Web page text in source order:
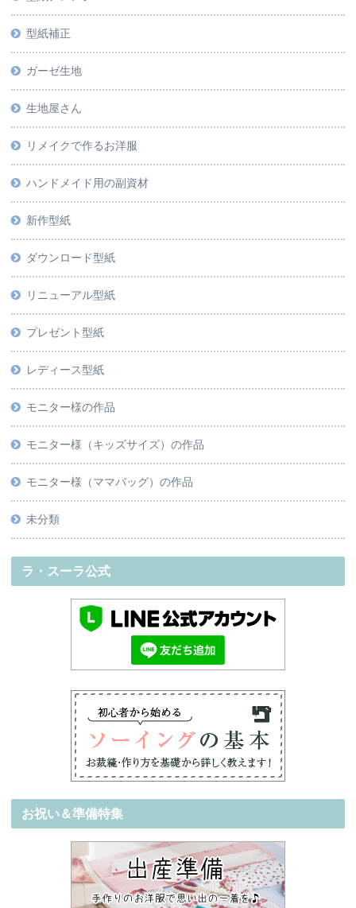
型紙補正
ガーゼ生地
生地屋さん
リメイクで作るお洋服
ハンドメイド用の副資材
新作型紙
ダウンロード型紙
リニューアル型紙
プレゼント型紙
レディース型紙
モニター様の作品
モニター様（キッズサイズ）の作品
モニター様（ママバッグ）の作品
未分類
ラ・スーラ公式
お祝い＆準備特集